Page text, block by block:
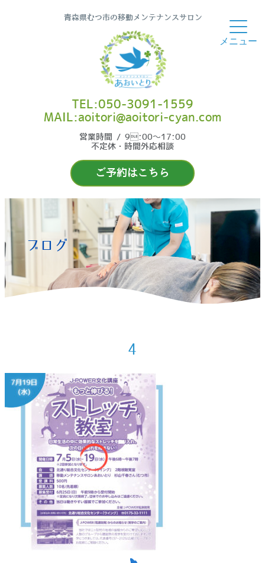
青森県むつ市の移動メンテナンスサロン
ご予約はこちら
TEL:050-3091-1559
MAIL:aoitori@aoitori-cyan.com
営業時間 / 9:00〜17:00
不定休・時間外応相談
ブログ
4